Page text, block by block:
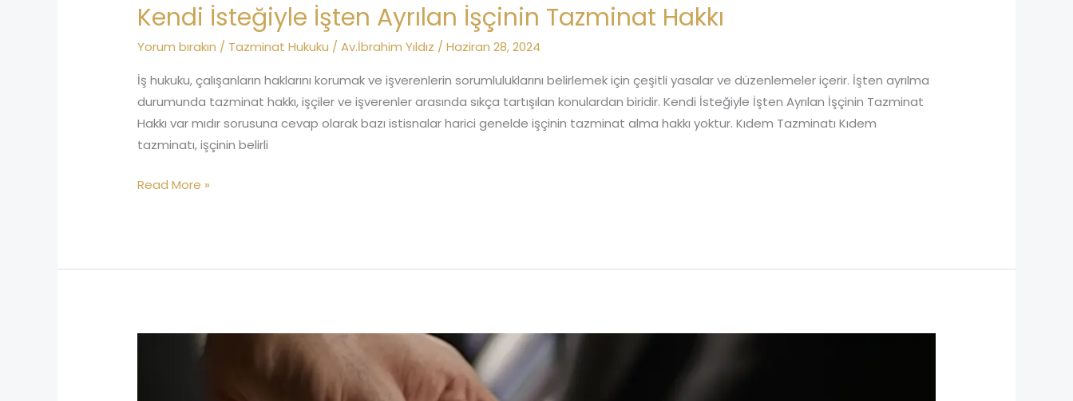
Kendi İsteğiyle İşten Ayrılan İşçinin Tazminat Hakkı
Yorum bırakın / Tazminat Hukuku /Av.İbrahim Yıldız /Haziran 28, 2024
İş hukuku, çalışanların haklarını korumak ve işverenlerin sorumluluklarını belirlemek için çeşitli yasalar ve düzenlemeler içerir. İşten ayrılma
durumunda tazminat hakkı, işçiler ve işverenler arasında sıkça tartışılan konulardan biridir. Kendi İsteğiyle İşten Ayrılan İşçinin Tazminat
Hakkı var mıdır sorusuna cevap olarak bazı istisnalar harici genelde işçinin tazminat alma hakkı yoktur. Kıdem Tazminatı Kıdem
tazminatı, işçinin belirli
Read More »